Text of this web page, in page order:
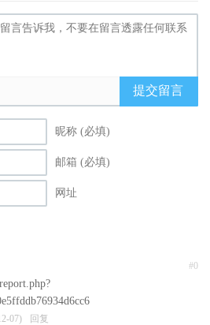
提交留言
昵称 (必填)
邮箱 (必填)
网址
#0
07) 回复